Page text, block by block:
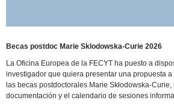
Becas postdoc Marie Sklodowska-Curie 2026
La Oficina Europea de la FECYT ha puesto a
investigador que quiera presentar una propuesta
las becas postdoctorales Marie Skłodowska-
documentación y el calendario de sesiones